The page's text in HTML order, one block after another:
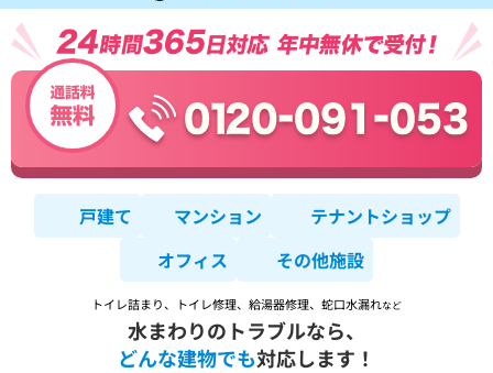
戸建て マンション
テナントショップ
オフィス
その他施設
トイレ詰まり、トイレ修理、給湯器修理、蛇口水漏れなど
水まわりのトラブルなら、
どんな建物でも対応します！